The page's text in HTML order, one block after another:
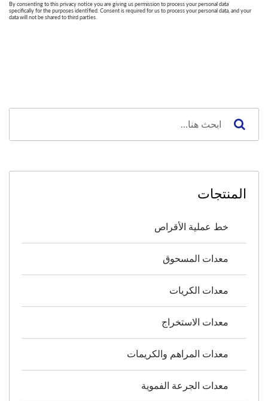
المنتجات
خط عملية الأقراص
معدات المسحوق
معدات الكريات
معدات الاستخراج
معدات المراهم والكريمات
معدات الجرعة الفموية